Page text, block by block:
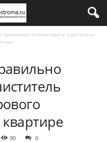
правильно использовать очиститель
90 0